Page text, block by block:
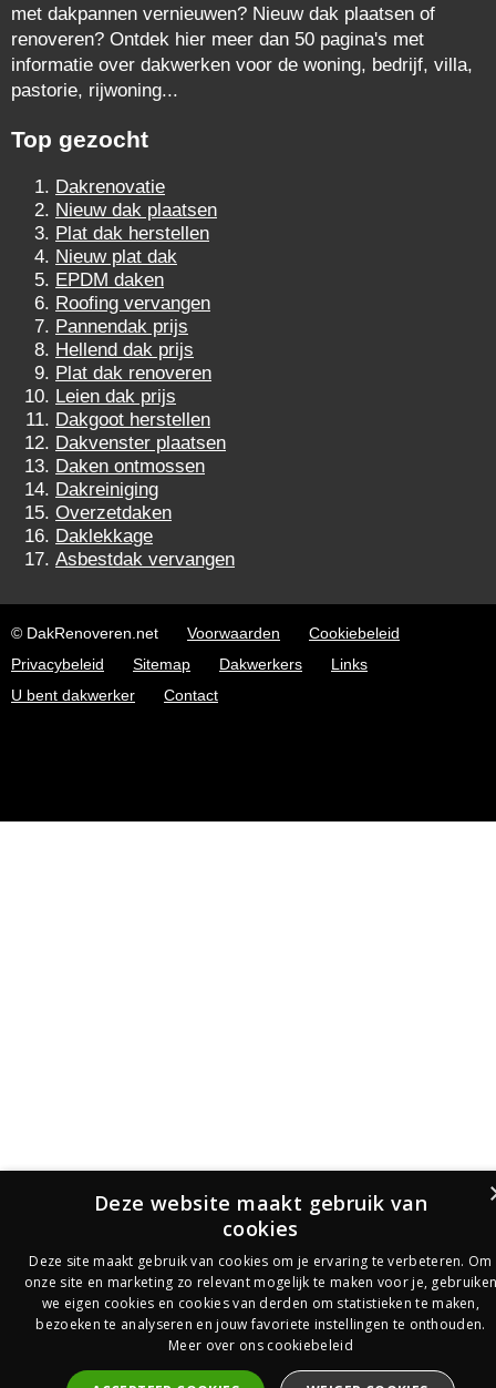
met dakpannen vernieuwen? Nieuw dak plaatsen of
renoveren? Ontdek hier meer dan 50 pagina's met
informatie over dakwerken voor de woning, bedrijf, villa,
pastorie, rijwoning...
Top gezocht
Dakrenovatie
Nieuw dak plaatsen
Plat dak herstellen
Nieuw plat dak
EPDM daken
Roofing vervangen
Pannendak prijs
Hellend dak prijs
Plat dak renoveren
Leien dak prijs
Dakgoot herstellen
Dakvenster plaatsen
Daken ontmossen
Dakreiniging
Overzetdaken
Daklekkage
Asbestdak vervangen
© DakRenoveren.net Voorwaarden
Cookiebeleid
Privacybeleid
Sitemap Dakwerkers
Links
U bent dakwerker
Contact
Deze website maakt gebruik van
cookies
Deze site maakt gebruik van cookies om je ervaring te verbeteren. Om
onze site en marketing zo relevant mogelijk te maken voor je,
we eigen cookies en cookies van derden om statistieken te maken,
bezoeken te analyseren en jouw favoriete instellingen te onthouden.
Meer over ons cookiebeleid